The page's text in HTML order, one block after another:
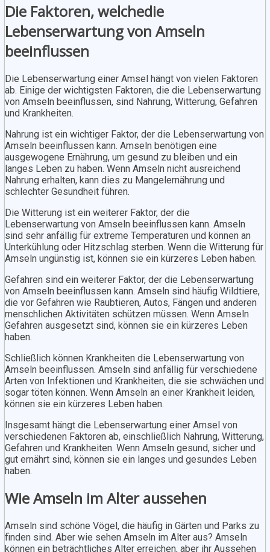
Die Faktoren, welchedie
Lebenserwartung von Amseln
beeinflussen
Die Lebenserwartung einer Amsel hängt von vielen Faktoren
ab. Einige der wichtigsten Faktoren, die die Lebenserwartung
von Amseln beeinflussen, sind Nahrung, Witterung, Gefahren
und Krankheiten.
Nahrung ist ein wichtiger Faktor, der die Lebenserwartung von
Amseln beeinflussen kann. Amseln benötigen eine
ausgewogene Ernährung, um gesund zu bleiben und ein
langes Leben zu haben. Wenn Amseln nicht ausreichend
Nahrung erhalten, kann dies zu Mangelernährung und
schlechter Gesundheit führen.
Die Witterung ist ein weiterer Faktor, der die
Lebenserwartung von Amseln beeinflussen kann. Amseln
sind sehr anfällig für extreme Temperaturen und können an
Unterkühlung oder Hitzschlag sterben. Wenn die Witterung für
Amseln ungünstig ist, können sie ein kürzeres Leben haben.
Gefahren sind ein weiterer Faktor, der die Lebenserwartung
von Amseln beeinflussen kann. Amseln sind häufig Wildtiere,
die vor Gefahren wie Raubtieren, Autos, Fängen und anderen
menschlichen Aktivitäten schützen müssen. Wenn Amseln
Gefahren ausgesetzt sind, können sie ein kürzeres Leben
haben.
Schließlich können Krankheiten die Lebenserwartung von
Amseln beeinflussen. Amseln sind anfällig für verschiedene
Arten von Infektionen und Krankheiten, die sie schwächen und
sogar töten können. Wenn Amseln an einer Krankheit leiden,
können sie ein kürzeres Leben haben.
Insgesamt hängt die Lebenserwartung einer Amsel von
verschiedenen Faktoren ab, einschließlich Nahrung, Witterung,
Gefahren und Krankheiten. Wenn Amseln gesund, sicher und
gut ernährt sind, können sie ein langes und gesundes Leben
haben.
Wie Amseln im Alter aussehen
Amseln sind schöne Vögel, die häufig in Gärten und Parks zu
finden sind. Aber wie sehen Amseln im Alter aus? Amseln
können ein beträchtliches Alter erreichen, aber ihr Aussehen